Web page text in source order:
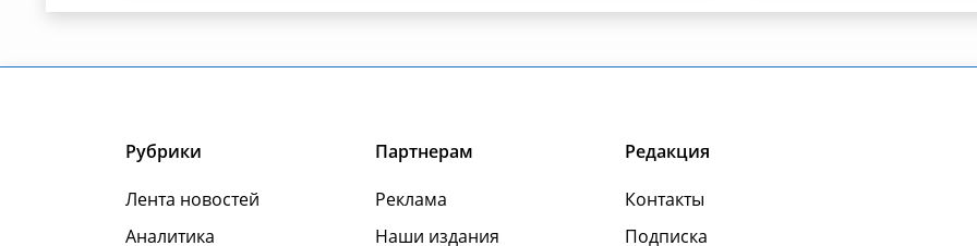
Рубрики
Лента новостей
Аналитика
Партнерам
Реклама
Наши издания
Редакция
Контакты
Подписка